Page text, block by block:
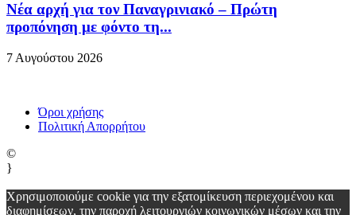
Νέα αρχή για τον Παναγρινιακό – Πρώτη
προπόνηση με φόντο τη...
7 Αυγούστου 2026
Όροι χρήσης
Πολιτική Απορρήτου
©
}
Χρησιμοποιούμε cookie για την εξατομίκευση περιεχομένου και
διαφημίσεων, την παροχή λειτουργιών κοινωνικών μέσων και την